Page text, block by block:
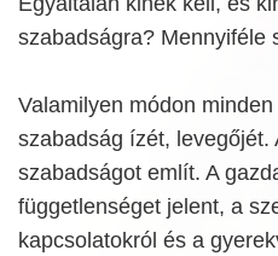
szabadságra? Mennyiféle
Valamilyen módon
szabadság ízét, levegőjét.
szabadságot említ. A
függetlenséget jelent, a
kapcsolatokról és a